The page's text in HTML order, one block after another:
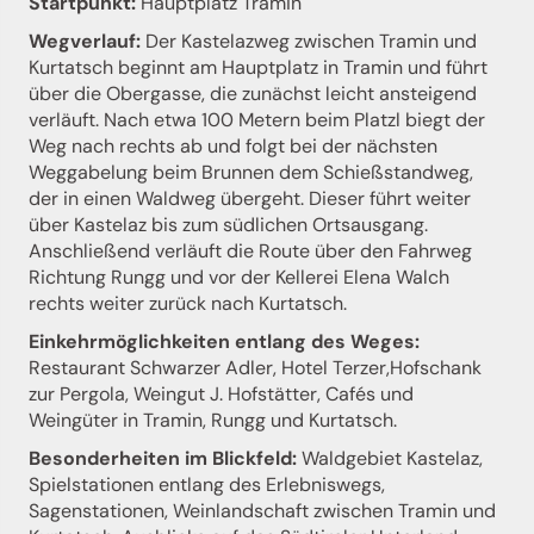
Wegverlauf: Der Kastelazweg zwischen Tramin und
Kurtatsch beginnt am Hauptplatz in Tramin und führt
über die Obergasse, die zunächst leicht ansteigend
verläuft. Nach etwa 100 Metern beim Platzl biegt der
Weg nach rechts ab und folgt bei der nächsten
Weggabelung beim Brunnen dem Schießstandweg,
der in einen Waldweg übergeht. Dieser führt weiter
über Kastelaz bis zum südlichen Ortsausgang.
Anschließend verläuft die Route über den Fahrweg
Richtung Rungg und vor der Kellerei Elena Walch
rechts weiter zurück nach Kurtatsch.
Einkehrmöglichkeiten entlang des Weges:
Restaurant Schwarzer Adler, Hotel Terzer,Hofschank
zur Pergola, Weingut J. Hofstätter, Cafés und
Weingüter in Tramin, Rungg und Kurtatsch.
Besonderheiten im Blickfeld:Waldgebiet Kastelaz,
Spielstationen entlang des Erlebniswegs,
Sagenstationen, Weinlandschaft zwischen Tramin und